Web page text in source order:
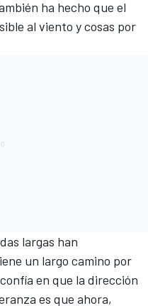
ha hecho que el
al viento y cosas por
largas han
un largo camino por
en que la dirección
es que ahora,